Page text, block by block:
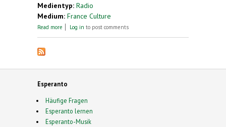
Medientyp: Radio
Medium: France Culture
Read more about Esperanto : l'utopie brisée d'une langue
Log in to post comments
Esperanto
Häufige Fragen
Esperanto lernen
Esperanto-Musik